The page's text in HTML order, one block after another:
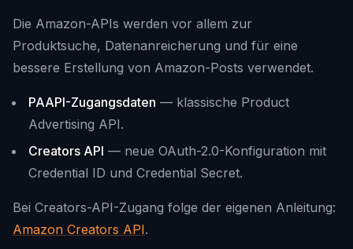
Die Amazon-APIs werden vor allem zur
Produktsuche, Datenanreicherung und für eine
bessere Erstellung von Amazon-Posts verwendet.
PAAPI-Zugangsdaten — klassische Product
Advertising API.
Creators API — neue OAuth-2.0-Konfiguration mit
Credential ID und Credential Secret.
Bei Creators-API-Zugang folge der eigenen Anleitung:
Amazon Creators API.